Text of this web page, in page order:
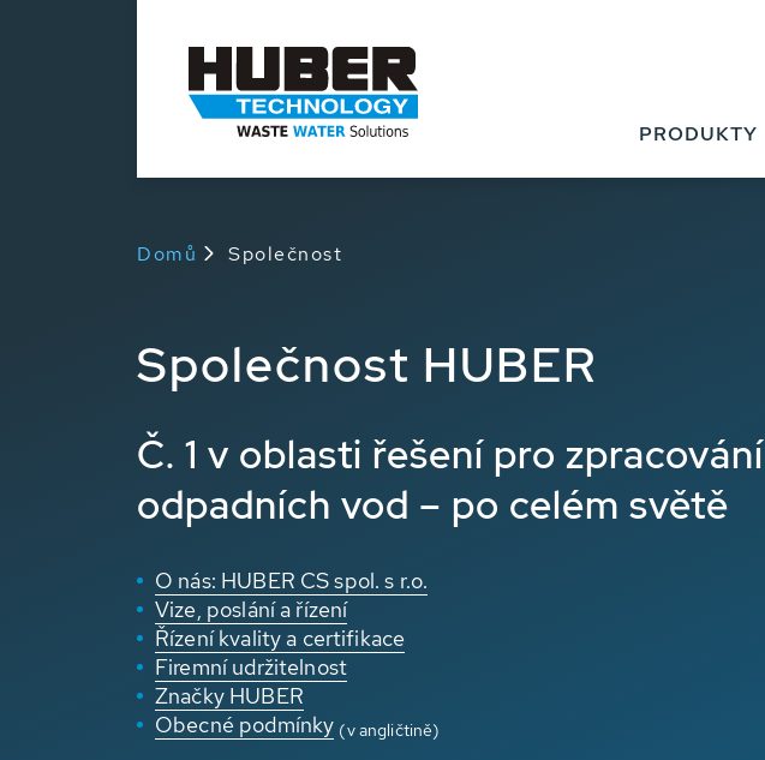
PRODUKTY
Domů Společnost
Společnost HUBER
Č. 1 v oblasti řešení pro zpracování
odpadních vod – po celém světě
O nás: HUBER CS spol. s r.o.
Vize, poslání a řízení
Řízení kvality a certifikace
Firemní udržitelnost
Značky HUBER
Obecné podmínky (v angličtině)